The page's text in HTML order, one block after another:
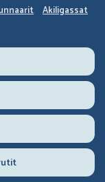
Akiligassat